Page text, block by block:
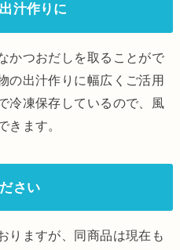
汁作りに
かつおだしを取ることがで
の出汁作りに幅広くご活用
冷凍保存しているので、風
きます。
さい
りますが、同商品は現在も